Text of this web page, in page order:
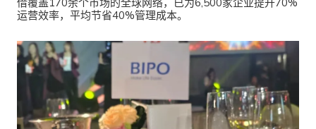
借覆盖170余个市场的全球网络，已为6,500家企业提升70%
运营效率，平均节省40%管理成本。